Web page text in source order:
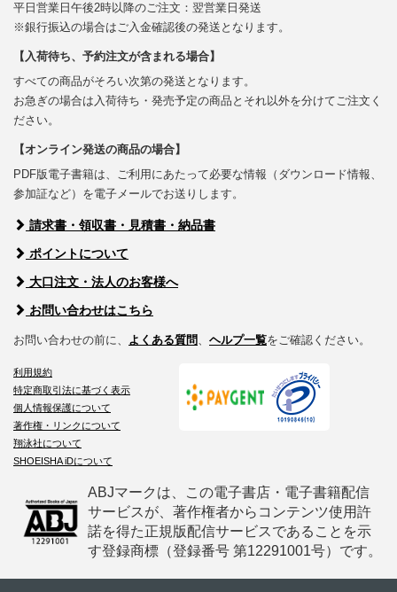
平日営業日午後2時以降のご注文：翌営業日発送
※銀行振込の場合はご入金確認後の発送となります。
【入荷待ち、予約注文が含まれる場合】
すべての商品がそろい次第の発送となります。
お急ぎの場合は入荷待ち・発売予定の商品とそれ以外を分けてご注文く
ださい。
【オンライン発送の商品の場合】
PDF版電子書籍は、ご利用にあたって必要な情報（ダウンロード情報、
参加証など）を電子メールでお送りします。
請求書・領収書・見積書・納品書
ポイントについて
大口注文・法人のお客様へ
お問い合わせはこちら
お問い合わせの前に、 よくある質問、 ヘルプ一覧をご確認ください。
利用規約
特定商取引法に基づく表示
個人情報保護について
著作権・リンクについて
翔泳社について
SHOEISHA iDについて
ABJマークは、この電子書店・電子書籍配信
サービスが、著作権者からコンテンツ使用許
諾を得た正規版配信サービスであることを示
す登録商標（登録番号 第12291001号）です。